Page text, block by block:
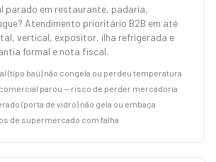
parado em restaurante, padaria,
Atendimento prioritário B2B em até
vertical, expositor, ilha refrigerada e
formal e nota fiscal.
(tipo baú) não congela ou perdeu temperatura
parou — risco de perder mercadoria
(porta de vidro) não gela ou embaça
de supermercado com falha